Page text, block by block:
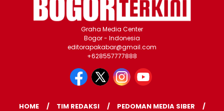
Graha Media Center
Bogor - Indonesia
editorapakabar@gmail.com
+628557777888
HOME TIM REDAKSI PEDOMAN MEDIA SIBER